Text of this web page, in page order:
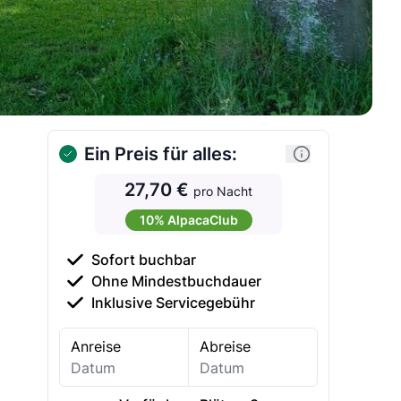
Ein Preis für alles:
27,70 € pro Nacht
10% AlpacaClub
Sofort buchbar
Ohne Mindestbuchdauer
Inklusive Servicegebühr
Anreise Abreise